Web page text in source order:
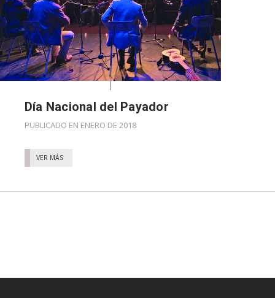
Día Nacional del Payador
PUBLICADO EN ENERO DE 2018
VER MÁS